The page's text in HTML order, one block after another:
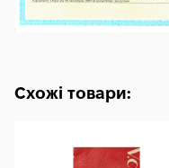
Схожі товари: